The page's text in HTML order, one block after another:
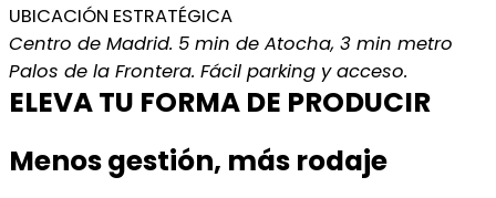
UBICACIÓN ESTRATÉGICA
Centro de Madrid. 5 min de Atocha, 3 min metro
Palos de la Frontera. Fácil parking y acceso.
ELEVA TU FORMA DE PRODUCIR
Menos gestión, más rodaje